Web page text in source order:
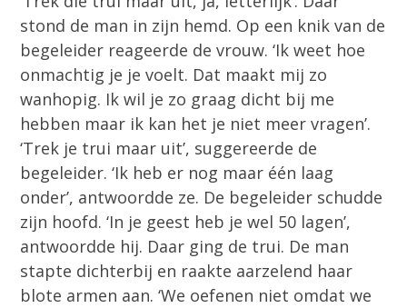
stond de man in zijn hemd. Op een knik van de
begeleider reageerde de vrouw. ‘Ik weet hoe
onmachtig je je voelt. Dat maakt mij zo
wanhopig. Ik wil je zo graag dicht bij me
hebben maar ik kan het je niet meer vragen’.
‘Trek je trui maar uit’, suggereerde de
begeleider. ‘Ik heb er nog maar één laag
onder’, antwoordde ze. De begeleider schudde
zijn hoofd. ‘In je geest heb je wel 50 lagen’,
antwoordde hij. Daar ging de trui. De man
stapte dichterbij en raakte aarzelend haar
blote armen aan. ‘We oefenen niet omdat we